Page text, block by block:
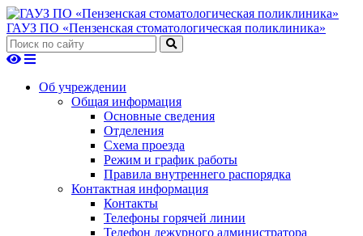
ГАУЗ ПО «Пензенская стоматологическая поликлиника»
Об учреждении
Общая информация
Основные сведения
Отделения
Схема проезда
Режим и график работы
Правила внутреннего распорядка
Контактная информация
Контакты
Телефоны горячей линии
Телефон дежурного администратора